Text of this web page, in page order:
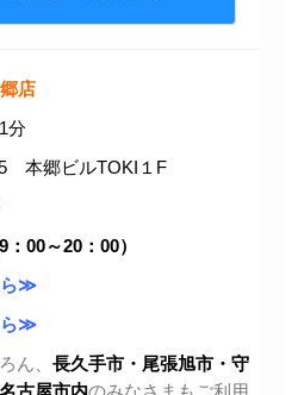
店
分
本郷ビルTOKI１F
00～20：00）
ら≫
ら≫
ん、 長久手市・尾張旭市 ・守
名古屋市内のみなさまもご利用